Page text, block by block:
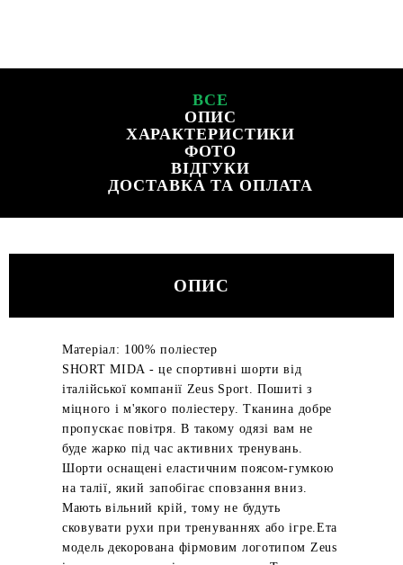
ВСЕ
ОПИС
ХАРАКТЕРИСТИКИ
ФОТО
ВІДГУКИ
ДОСТАВКА ТА ОПЛАТА
ОПИС
Матеріал: 100% поліестер
SHORT MIDA - це спортивні шорти від
італійської компанії Zeus Sport. Пошиті з
міцного і м'якого поліестеру. Тканина добре
пропускає повітря. В такому одязі вам не
буде жарко під час активних тренувань.
Шорти оснащені еластичним поясом-гумкою
на талії, який запобігає сповзання вниз.
Мають вільний крій, тому не будуть
сковувати рухи при тренуваннях або ігре.Ета
модель декорована фірмовим логотипом Zeus